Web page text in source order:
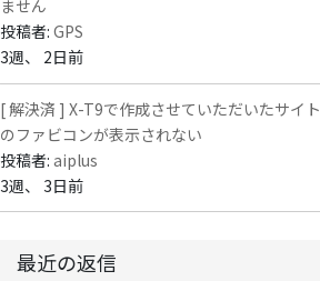
ません
投稿者:GPS
3週、 2日前
[ 解決済 ] X-T9で作成させていただいたサイト
のファビコンが表示されない
投稿者:aiplus
3週、 3日前
最近の返信